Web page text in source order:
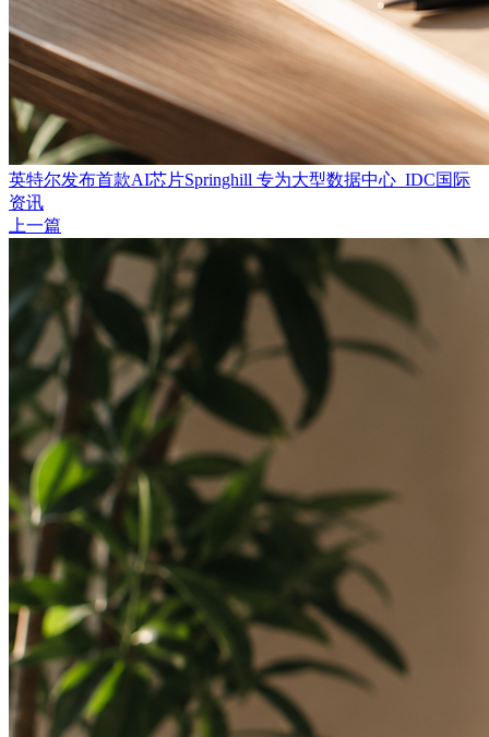
英特尔发布首款AI芯片Springhill 专为大型数据中心_IDC国际
资讯
上一篇